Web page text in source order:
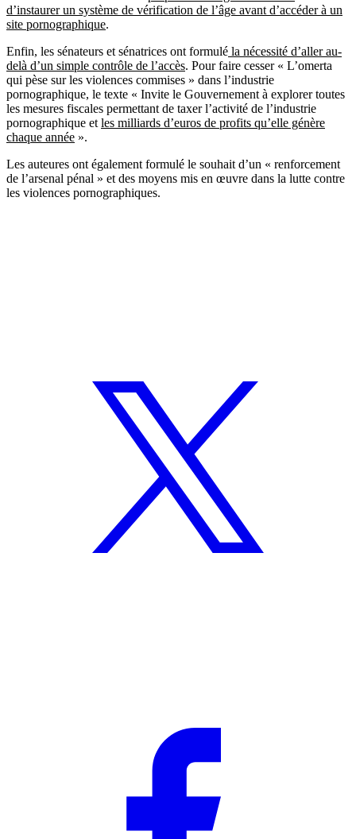
d’instaurer un système de vérification de l’âge avant d’accéder à un
site pornographique.
Enfin, les sénateurs et sénatrices ont formulé la nécessité d’aller au-
delà d’un simple contrôle de l’accès. Pour faire cesser « L’omerta
qui pèse sur les violences commises » dans l’industrie
pornographique, le texte « Invite le Gouvernement à explorer toutes
les mesures fiscales permettant de taxer l’activité de l’industrie
pornographique et les milliards d’euros de profits qu’elle génère
chaque année ».
Les auteures ont également formulé le souhait d’un « renforcement
de l’arsenal pénal » et des moyens mis en œuvre dans la lutte contre
les violences pornographiques.